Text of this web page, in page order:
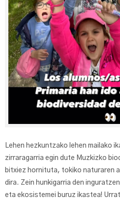
Lehen hezkuntzako lehen mailako
zirraragarria egin dute Muzkizko
bitxiez hornituta, tokiko naturaren
dira. Zein hunkigarria den
eta ekosistemei buruz ikastea!